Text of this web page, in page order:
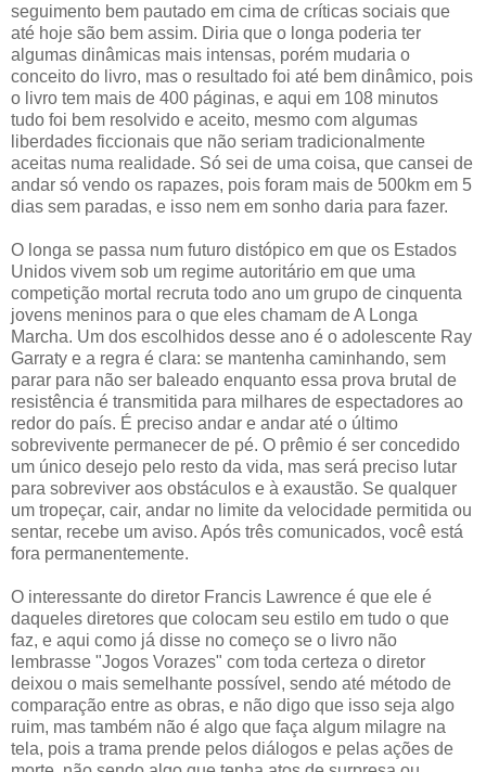
seguimento bem pautado em cima de críticas sociais que
até hoje são bem assim. Diria que o longa poderia ter
algumas dinâmicas mais intensas, porém mudaria o
conceito do livro, mas o resultado foi até bem dinâmico, pois
o livro tem mais de 400 páginas, e aqui em 108 minutos
tudo foi bem resolvido e aceito, mesmo com algumas
liberdades ficcionais que não seriam tradicionalmente
aceitas numa realidade. Só sei de uma coisa, que cansei de
andar só vendo os rapazes, pois foram mais de 500km em 5
dias sem paradas, e isso nem em sonho daria para fazer.
O longa se passa num futuro distópico em que os Estados
Unidos vivem sob um regime autoritário em que uma
competição mortal recruta todo ano um grupo de cinquenta
jovens meninos para o que eles chamam de A Longa
Marcha. Um dos escolhidos desse ano é o adolescente Ray
Garraty e a regra é clara: se mantenha caminhando, sem
parar para não ser baleado enquanto essa prova brutal de
resistência é transmitida para milhares de espectadores ao
redor do país. É preciso andar e andar até o último
sobrevivente permanecer de pé. O prêmio é ser concedido
um único desejo pelo resto da vida, mas será preciso lutar
para sobreviver aos obstáculos e à exaustão. Se qualquer
um tropeçar, cair, andar no limite da velocidade permitida ou
sentar, recebe um aviso. Após três comunicados, você está
fora permanentemente.
O interessante do diretor Francis Lawrence é que ele é
daqueles diretores que colocam seu estilo em tudo o que
faz, e aqui como já disse no começo se o livro não
lembrasse "Jogos Vorazes" com toda certeza o diretor
deixou o mais semelhante possível, sendo até método de
comparação entre as obras, e não digo que isso seja algo
ruim, mas também não é algo que faça algum milagre na
tela, pois a trama prende pelos diálogos e pelas ações de